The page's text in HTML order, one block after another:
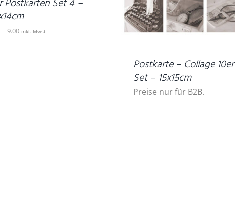
Postkarten Set 4 –
9.00 inkl. Mwst
Postkarte – Collage 10er
Set – 15x15cm
Preise nur für B2B.